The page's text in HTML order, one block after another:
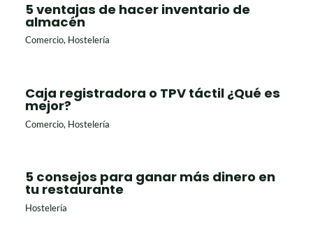
5 ventajas de hacer inventario de
almacén
Comercio, Hostelería
Caja registradora o TPV táctil ¿Qué es
mejor?
Comercio, Hostelería
5 consejos para ganar más dinero en
tu restaurante
Hostelería